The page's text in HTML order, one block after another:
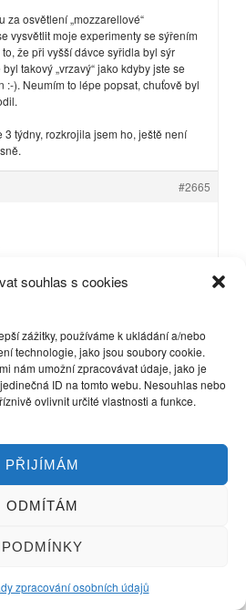
souhlas s cookies
zážitky, používáme k ukládání a/nebo
technologie, jako jsou soubory cookie.
nám umožní zpracovávat údaje, jako je
ID na tomto webu. Nesouhlas nebo
ovlivnit určité vlastnosti a funkce.
PŘIJÍMÁM
ODMÍTÁM
PODMÍNKY
zpracování osobních údajů
za osvětlení „mozzarellové“
vysvětlit moje experimenty se sýřením
to, že při vyšší dávce syřidla byl sýr
takový „vrzavý“ jako kdyby jste se
:-). Neumím to lépe popsat, chuťově byl
3 týdny, rozkrojila jsem ho, ještě není
#2665
15 °C a 2 týdny v lednici při 8°C. Je
dozrál, je voňavý a sladký. Moc
ale se sýry NEKONČÍM, já to mlíko
lasem honit naše divoké Anguse na